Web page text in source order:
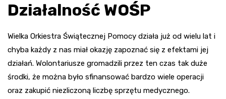
Działalność WOŚP
Wielka Orkiestra Świątecznej Pomocy działa już od wielu lat i
chyba każdy z nas miał okazję zapoznać się z efektami jej
działań. Wolontariusze gromadzili przez ten czas tak duże
środki, że można było sfinansować bardzo wiele operacji
oraz zakupić niezliczoną liczbę sprzętu medycznego.